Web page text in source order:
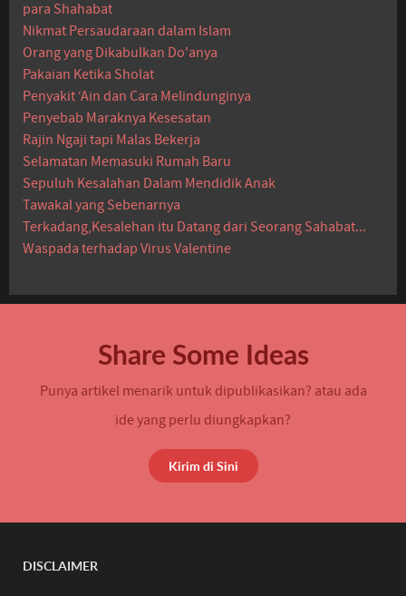
para Shahabat
Nikmat Persaudaraan dalam Islam
Orang yang Dikabulkan Do'anya
Pakaian Ketika Sholat
Penyakit ‘Ain dan Cara Melindunginya
Penyebab Maraknya Kesesatan
Rajin Ngaji tapi Malas Bekerja
Selamatan Memasuki Rumah Baru
Sepuluh Kesalahan Dalam Mendidik Anak
Tawakal yang Sebenarnya
Terkadang,Kesalehan itu Datang dari Seorang Sahabat...
Waspada terhadap Virus Valentine
Share Some Ideas
Punya artikel menarik untuk dipublikasikan? atau ada
ide yang perlu diungkapkan?
Kirim di Sini
DISCLAIMER